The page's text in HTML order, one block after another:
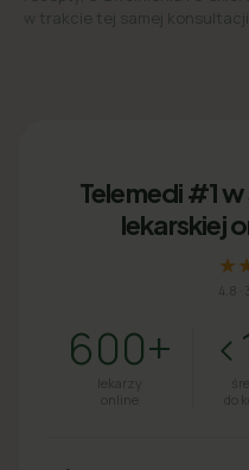
w trakcie tej samej konsultacji.
Telemedi #1
lekarskiej
4.8
600+
lekarzy
online
do